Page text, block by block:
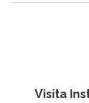
Visita